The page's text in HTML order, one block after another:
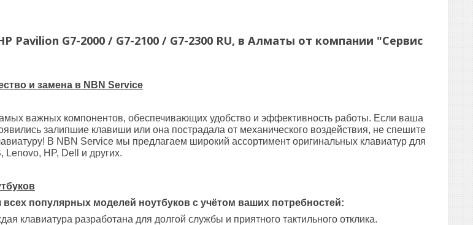
Pavilion G7-2000 / G7-2100 / G7-2300 RU, в Алматы от компании "Сервис
и замена в NBN Service
важных компонентов, обеспечивающих удобство и эффективность работы. Если ваша
залипшие клавиши или она пострадала от механического воздействия, не спешите
В NBN Service мы предлагаем широкий ассортимент оригинальных клавиатур для
HP, Dell и других.
популярных моделей ноутбуков с учётом ваших потребностей:
клавиатура разработана для долгой службы и приятного тактильного отклика.